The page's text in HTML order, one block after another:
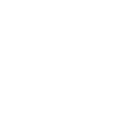
Rodheim